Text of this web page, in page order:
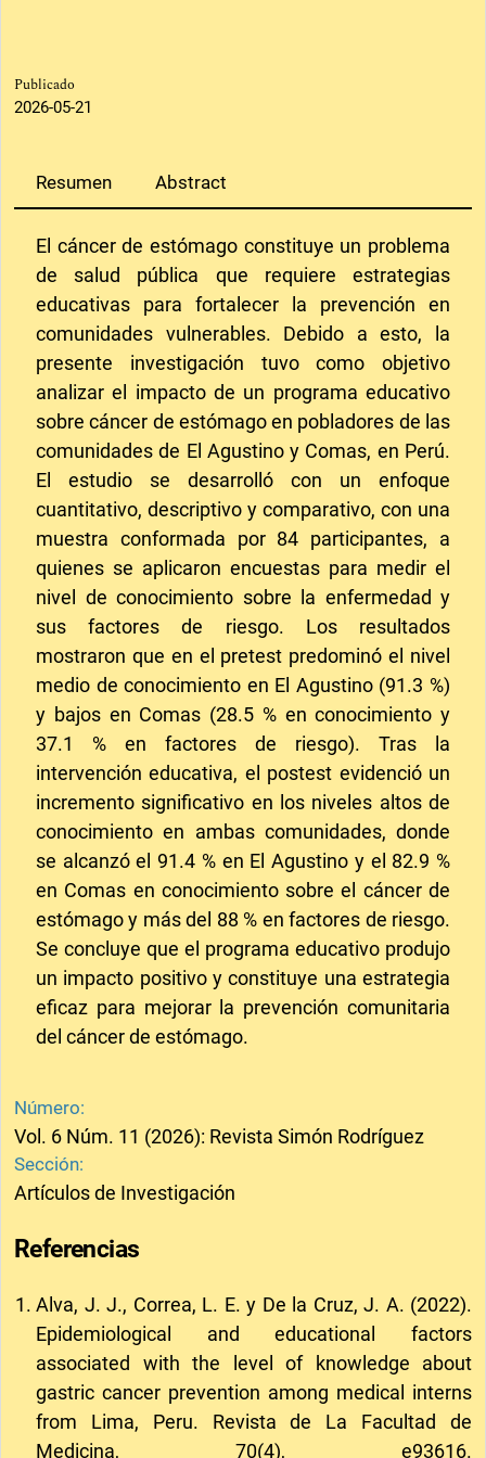
Publicado
2026-05-21
Resumen Abstract
El cáncer de estómago constituye un problema
de salud pública que requiere estrategias
educativas para fortalecer la prevención en
comunidades vulnerables. Debido a esto, la
presente investigación tuvo como objetivo
analizar el impacto de un programa educativo
sobre cáncer de estómago en pobladores de las
comunidades de El Agustino y Comas, en Perú.
El estudio se desarrolló con un enfoque
cuantitativo, descriptivo y comparativo, con una
muestra conformada por 84 participantes, a
quienes se aplicaron encuestas para medir el
nivel de conocimiento sobre la enfermedad y
sus factores de riesgo. Los resultados
mostraron que en el pretest predominó el nivel
medio de conocimiento en El Agustino (91.3 %)
y bajos en Comas (28.5 % en conocimiento y
37.1 % en factores de riesgo). Tras la
intervención educativa, el postest evidenció un
incremento significativo en los niveles altos de
conocimiento en ambas comunidades, donde
se alcanzó el 91.4 % en El Agustino y el 82.9 %
en Comas en conocimiento sobre el cáncer de
estómago y más del 88 % en factores de riesgo.
Se concluye que el programa educativo produjo
un impacto positivo y constituye una estrategia
eficaz para mejorar la prevención comunitaria
del cáncer de estómago.
Número:
Vol. 6 Núm. 11 (2026): Revista Simón Rodríguez
Sección:
Artículos de Investigación
Referencias
Alva, J. J., Correa, L. E. y De la Cruz, J. A. (2022).
Epidemiological and educational factors
associated with the level of knowledge about
gastric cancer prevention among medical interns
from Lima, Peru. Revista de La Facultad de
Medicina, 70(4), e93616.